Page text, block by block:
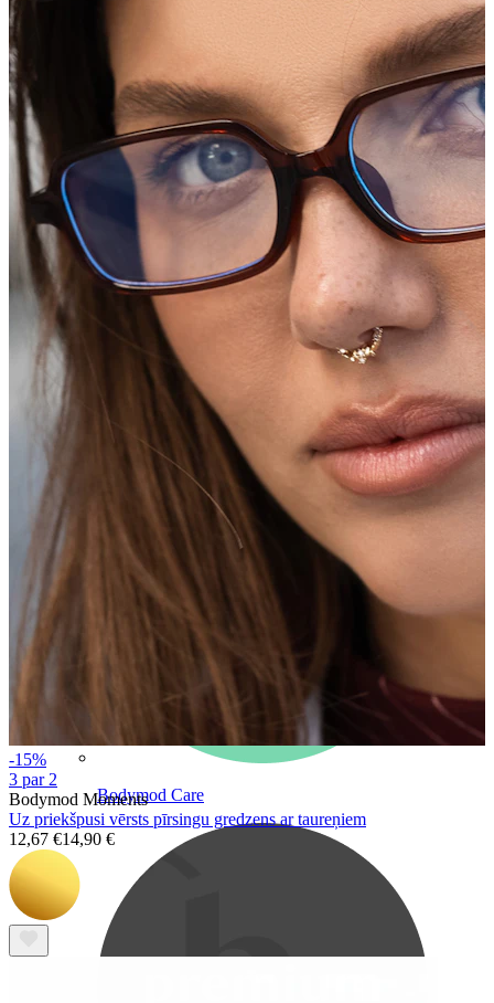
14K zelta rotas
Pirkt titānu
Jaunumi
Pērc 4, maksā par 3
Iepirkties Bodymod Moments
Brands
Bodymod Care
-15%
3 par 2
Bodymod Moments
Uz priekšpusi vērsts pīrsingu gredzens ar taureņiem
12,67 €14,90 €